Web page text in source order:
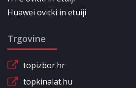
Huawei ovitki in etuiji
Trgovine
topizbor.hr
topkinalat.hu